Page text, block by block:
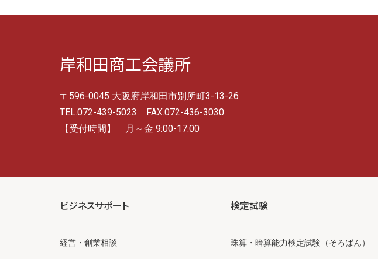
岸和田商工会議所
〒596-0045 大阪府岸和田市別所町3-13-26
TEL.072-439-5023 FAX.072-436-3030
【受付時間】 月～金 9:00-17:00
ビジネスサポート
経営・創業相談
検定試験
珠算・暗算能力検定試験（そろばん）